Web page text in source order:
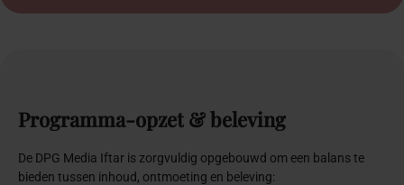
Programma-opzet &beleving
De DPG Media Iftar is zorgvuldig opgebouwd om een balans te
bieden tussen inhoud, ontmoeting en beleving: